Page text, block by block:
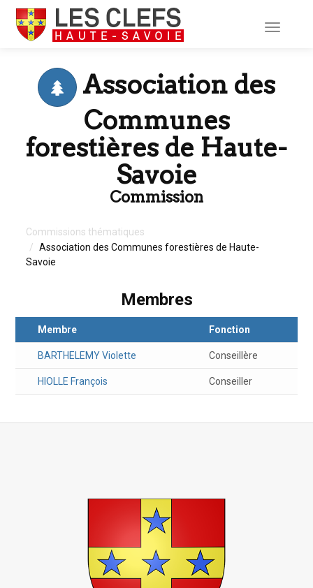
Toggle
Association des
Communes
forestières de Haute-
Savoie
Commission
Commissions thématiques
Association des Communes forestières de Haute-
Savoie
Membres
Membre Fonction
BARTHELEMYViolette Conseillère
HIOLLE François Conseiller